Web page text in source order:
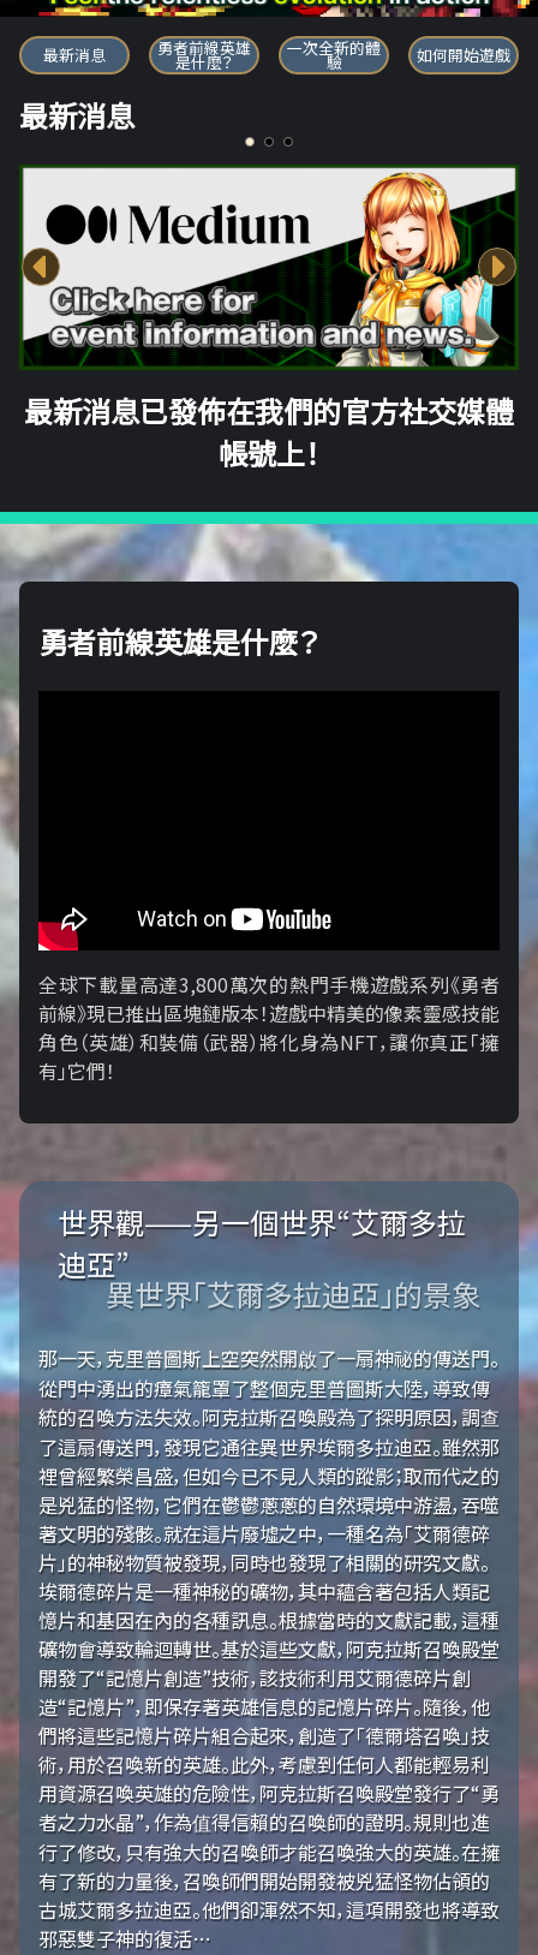
勇者前線英雄
最新消息 勇者前線英雄
是什麼？
一次全新的體
驗 如何開始遊戲
最新消息
最新消息已發佈在我們的官方社交媒體
帳號上！
勇者前線英雄是什麼？
全球下載量高達3,800萬次的熱門手機遊戲系列《勇者
前線》現已推出區塊鏈版本！遊戲中精美的像素靈感技能
角色（英雄）和裝備（武器）將化身為NFT，讓你真正「擁​​
有」它們！
世界觀——另一個世界“艾爾多拉
迪亞”
異世界「艾爾多拉迪亞」的景象
那一天，克里普圖斯上空突然開啟了一扇神祕的傳送門。
從門中湧出的瘴氣籠罩了整個克里普圖斯大陸，導致傳
統的召喚方法失效。阿克拉斯召喚殿為了探明原因，調查
了這扇傳送門，發現它通往異世界埃爾多拉迪亞。雖然那
裡曾經繁榮昌盛，但如今已不見人類的蹤影；取而代之的
是兇猛的怪物，它們在鬱鬱蔥蔥的自然環境中游盪，吞噬
著文明的殘骸。就在這片廢墟之中，一種名為「艾爾德碎
片」的神秘物質被發現，同時也發現了相關的研究文獻。
埃爾德碎片是一種神秘的礦物，其中蘊含著包括人類記
憶片和基因在內的各種訊息。根據當時的文獻記載，這種
礦物會導致輪迴轉世。基於這些文獻，阿克拉斯召喚殿堂
開發了“記憶片創造”技術，該技術利用艾爾德碎片創
造“記憶片”，即保存著英雄信息的記憶片碎片。隨後，他
們將這些記憶片碎片組合起來，創造了「德爾塔召喚」技
術，用於召喚新的英雄。此外，考慮到任何人都能輕易利
用資源召喚英雄的危險性，阿克拉斯召喚殿堂發行了“勇
者之力水晶”，作為值得信賴的召喚師的證明。規則也進
行了修改，只有強大的召喚師才能召喚強大的英雄。在擁
有了新的力量後，召喚師們開始開發被兇猛怪物佔領的
古城艾爾多拉迪亞。他們卻渾然不知，這項開發也將導致
邪惡雙子神的復活…